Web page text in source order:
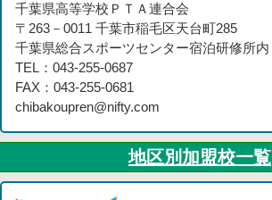
千葉県高等学校ＰＴＡ連合会
〒263－0011 千葉市稲毛区天台町285
千葉県総合スポーツセンター宿泊研修所内
TEL：043-255-0687
FAX：043-255-0681
chibakoupren@nifty.com
地区別加盟校一覧